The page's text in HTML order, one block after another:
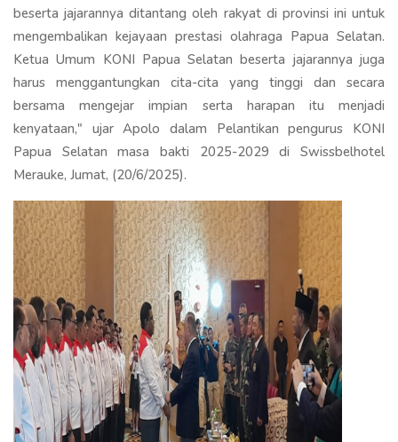
beserta jajarannya ditantang oleh rakyat di provinsi ini untuk
mengembalikan kejayaan prestasi olahraga Papua Selatan.
Ketua Umum KONI Papua Selatan beserta jajarannya juga
harus menggantungkan cita-cita yang tinggi dan secara
bersama mengejar impian serta harapan itu menjadi
kenyataan," ujar Apolo dalam Pelantikan pengurus KONI
Papua Selatan masa bakti 2025-2029 di Swissbelhotel
Merauke, Jumat, (20/6/2025).